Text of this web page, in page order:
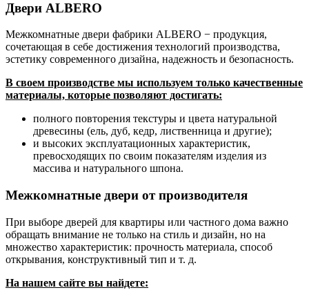
Двери ALBERO
Межкомнатные двери фабрики ALBERO − продукция,
сочетающая в себе достижения технологий производства,
эстетику современного дизайна, надежность и безопасность.
В своем производстве мы используем только качественные
материалы, которые позволяют достигать:
полного повторения текстуры и цвета натуральной
древесины (ель, дуб, кедр, лиственница и другие);
и высоких эксплуатационных характеристик,
превосходящих по своим показателям изделия из
массива и натурального шпона.
Межкомнатные двери от производителя
При выборе дверей для квартиры или частного дома важно
обращать внимание не только на стиль и дизайн, но на
множество характеристик: прочность материала, способ
открывания, конструктивный тип и т. д.
На нашем сайте вы найдете: